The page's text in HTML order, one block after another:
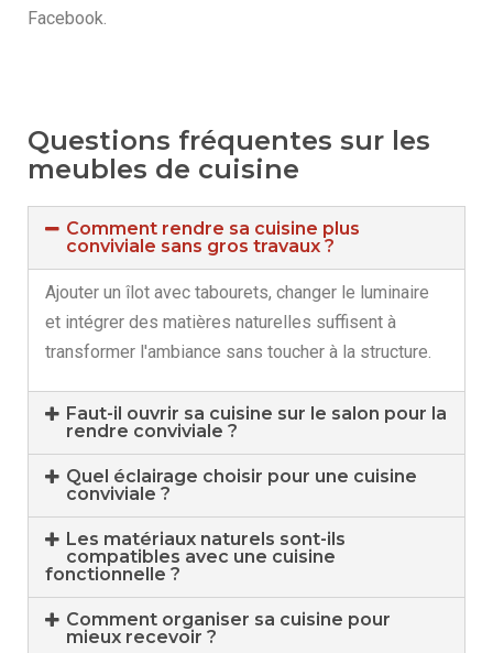
Facebook.
Questions fréquentes sur les
meubles de cuisine
Comment rendre sa cuisine plus
conviviale sans gros travaux ?
Ajouter un îlot avec tabourets, changer le luminaire
et intégrer des matières naturelles suffisent à
transformer l'ambiance sans toucher à la structure.
Faut-il ouvrir sa cuisine sur le salon pour la
rendre conviviale ?
Quel éclairage choisir pour une cuisine
conviviale ?
Les matériaux naturels sont-ils
compatibles avec une cuisine
fonctionnelle ?
Comment organiser sa cuisine pour
mieux recevoir ?